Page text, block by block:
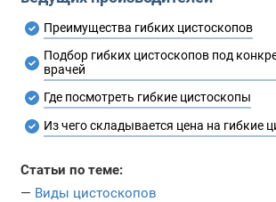
Колоноскопы
Лапароскопы
ЛОР-эндоскопы
Нефроскопы
Преимущества гибких цистоскопов
Подбор гибких цистоскопов под
врачей
Где посмотреть гибкие цистоскопы
Из чего складывается цена на гибкие
Статьи по теме:
— Виды цистоскопов